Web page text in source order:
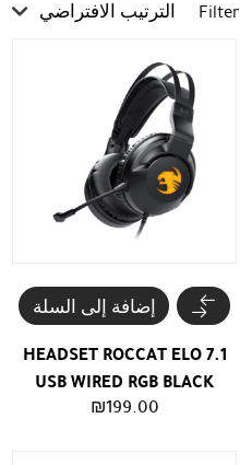
Filter الترتيب الافتراضي
HEADSET ROCCAT ELO 7.1
USB WIRED RGB BLACK
₪199.00
إضافة إلى السلة